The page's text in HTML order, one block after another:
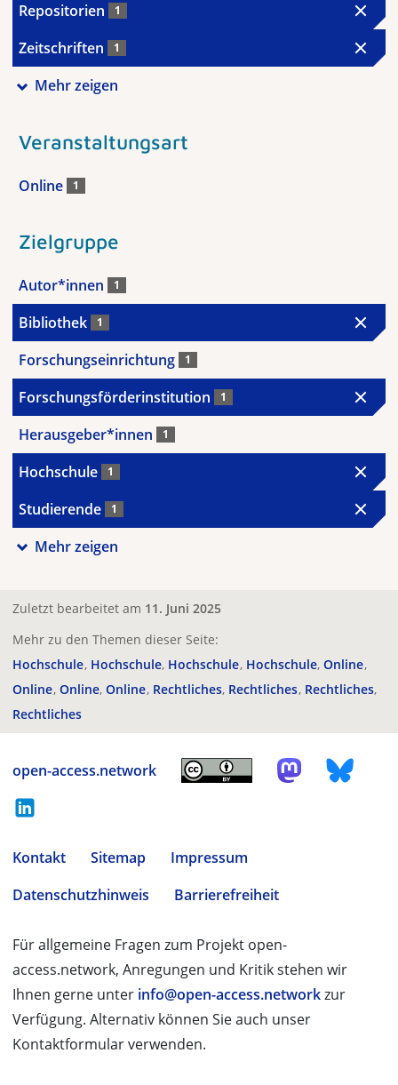
Repositorien 1
Zeitschriften 1
Mehr zeigen
Veranstaltungsart
Online 1
Zielgruppe
Autor*innen 1
Bibliothek 1
Forschungseinrichtung 1
Forschungsförderinstitution 1
Herausgeber*innen 1
Hochschule 1
Studierende 1
Mehr zeigen
Zuletzt bearbeitet am 11. Juni 2025
Mehr zu den Themen dieser Seite:
Hochschule Hochschule Hochschule Hochschule Online
Online Online Online Rechtliches Rechtliches Rechtliches
Rechtliches
open-access.network
Kontakt Sitemap
Impressum
Datenschutzhinweis
Barrierefreiheit
Für allgemeine Fragen zum Projekt open-
access.network, Anregungen und Kritik stehen wir
Ihnen gerne unter info@open-access.networkzur
Verfügung. Alternativ können Sie auch unser
Kontaktformular verwenden.